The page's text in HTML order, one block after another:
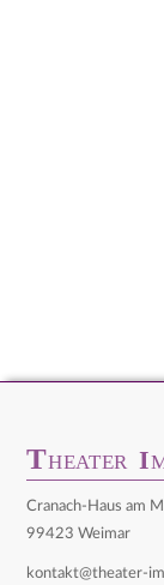
THEATER I
Cranach-Haus am
99423 Weimar
kontakt@theater-